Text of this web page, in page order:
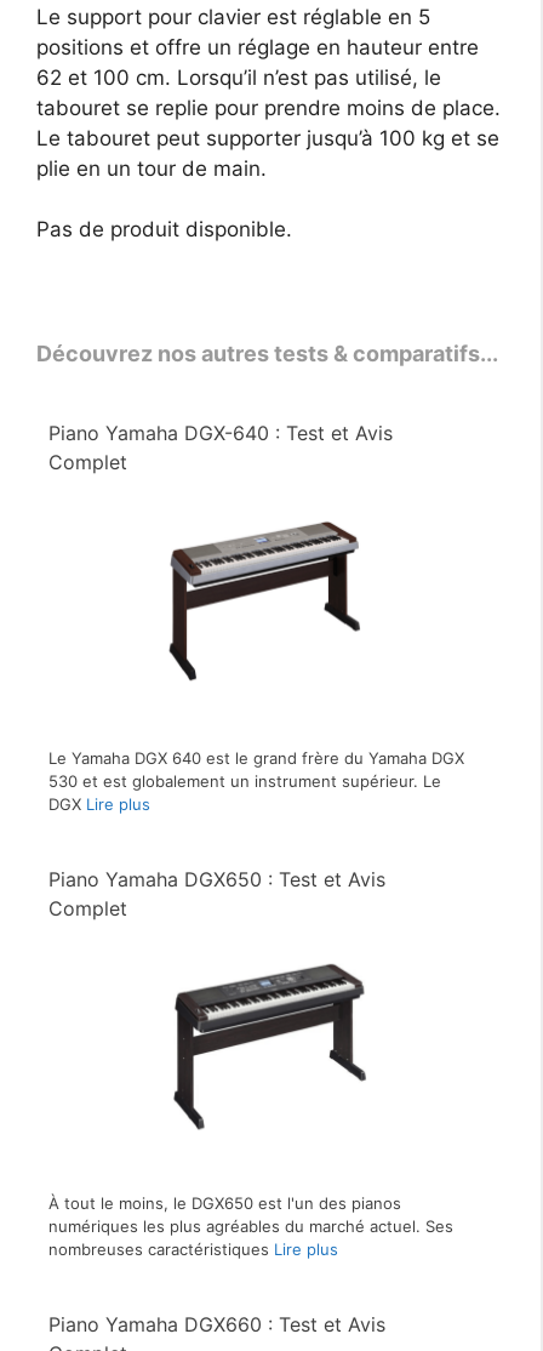
Le support pour clavier est réglable en 5
positions et offre un réglage en hauteur entre
62 et 100 cm. Lorsqu’il n’est pas utilisé, le
tabouret se replie pour prendre moins de place.
Le tabouret peut supporter jusqu’à 100 kg et se
plie en un tour de main.
Pas de produit disponible.
Découvrez nos autres tests & comparatifs...
Piano Yamaha DGX-640 : Test et Avis
Complet
Le Yamaha DGX 640 est le grand frère du Yamaha DGX
530 et est globalement un instrument supérieur. Le
DGX Lire plus
Piano Yamaha DGX650 : Test et Avis
Complet
À tout le moins, le DGX650 est l'un des pianos
numériques les plus agréables du marché actuel. Ses
nombreuses caractéristiques Lire plus
Piano Yamaha DGX660 : Test et Avis